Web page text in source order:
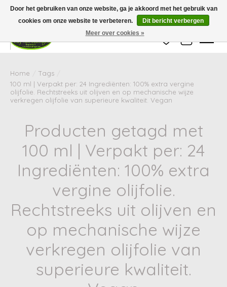
Wij zijn gesloten van 24 december tot en met 25 januari. Houd er rekening mee
dat de levertijd van uw bestelling in deze periode langer kan zijn dan
gebruikelijk.
Verlanglijst
Home Tags
100 ml | Verpakt per: 24 Ingrediënten: 100% extra vergine
olijfolie. Rechtstreeks uit olijven en op mechanische wijze
verkregen olijfolie van superieure kwaliteit. Vegan
Producten getagd met
100 ml | Verpakt per: 24
Ingrediënten: 100% extra
vergine olijfolie.
Rechtstreeks uit olijven en
op mechanische wijze
verkregen olijfolie van
superieure kwaliteit.
Door het gebruiken van onze website, ga je akkoord met het gebruik van
cookies om onze website te verbeteren.
Dit bericht verbergen
Meer over cookies »